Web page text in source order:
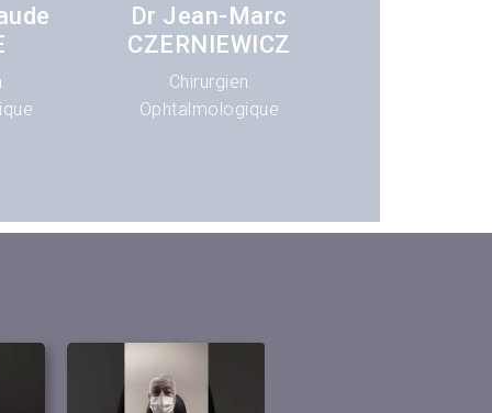
Dr Jean-Marc
CZERNIEWICZ
Chirurgien
Ophtalmologique